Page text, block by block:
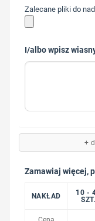
Zalecane pliki do
I/albo wpisz
+
Zamawiaj więcej,
NAKŁAD
10 -
SZT.